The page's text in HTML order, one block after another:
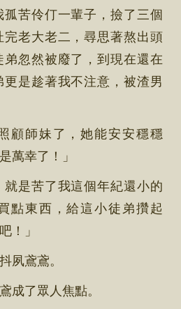
苦伶仃一輩子，撿了三個
老大老二，尋思著熬出頭
忽然被廢了，到現在還在
是趁著我不注意，被渣男
師妹了，她能安安穩穩
萬幸了！」
是苦了我這個年紀還小的
點東西，給這小徒弟攢起
！」
鳶鳶。
了眾人焦點。